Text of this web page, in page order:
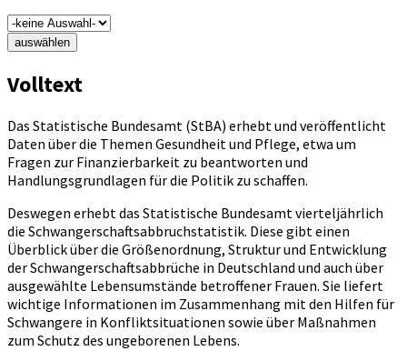
auswählen
Volltext
Das Statistische Bundesamt (StBA) erhebt und veröffentlicht
Daten über die Themen Gesundheit und Pflege, etwa um
Fragen zur Finanzierbarkeit zu beantworten und
Handlungsgrundlagen für die Politik zu schaffen.
Deswegen erhebt das Statistische Bundesamt vierteljährlich
die Schwangerschaftsabbruchstatistik. Diese gibt einen
Überblick über die Größenordnung, Struktur und Entwicklung
der Schwangerschaftsabbrüche in Deutschland und auch über
ausgewählte Lebensumstände betroffener Frauen. Sie liefert
wichtige Informationen im Zusammenhang mit den Hilfen für
Schwangere in Konfliktsituationen sowie über Maßnahmen
zum Schutz des ungeborenen Lebens.